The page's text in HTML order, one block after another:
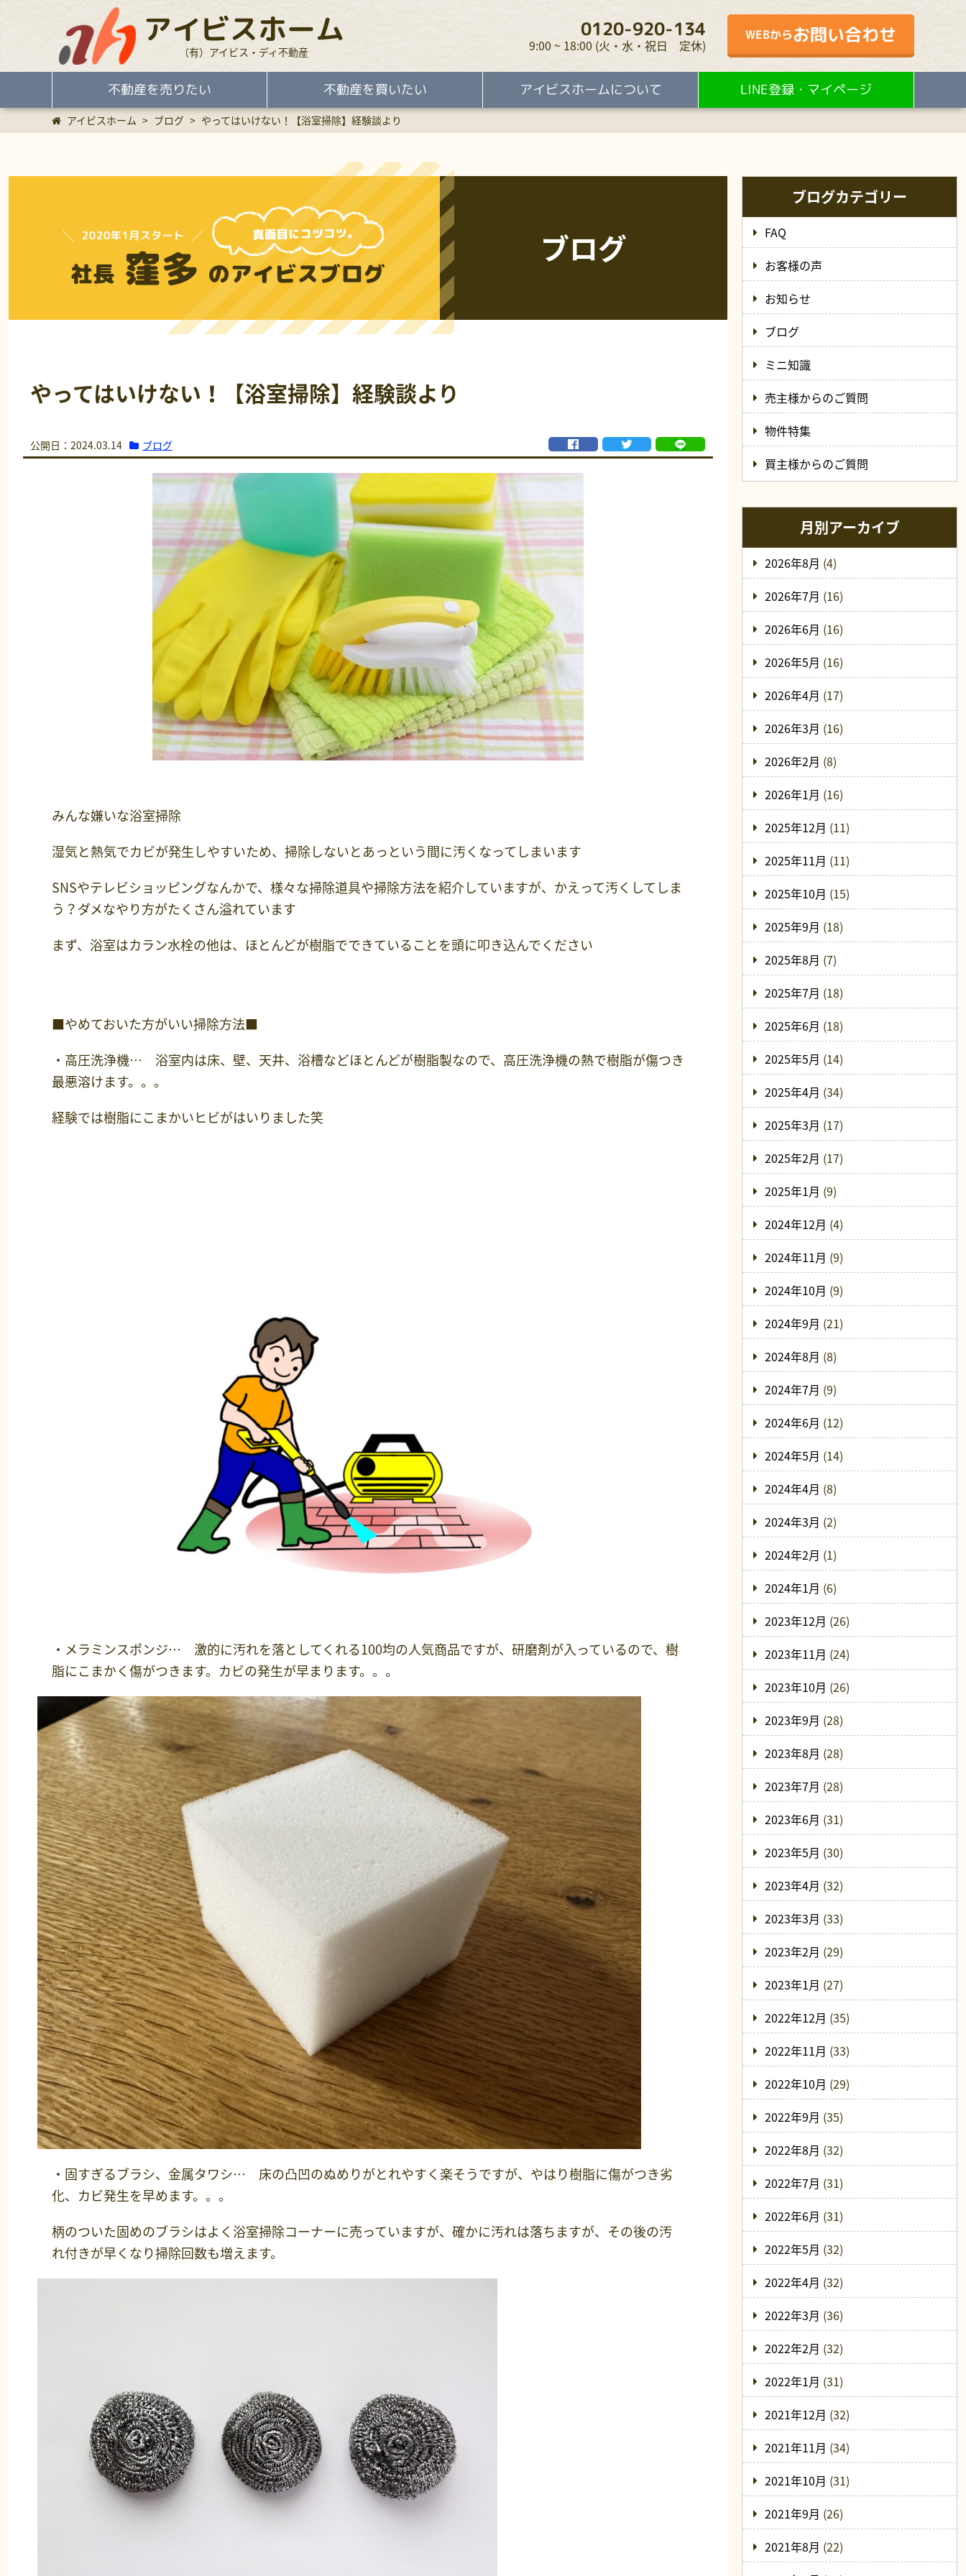
アイビスホーム
（有）アイビス・ディ不動産
0120-920-134
9:00 ~ 18:00 (火・水・祝日 定休)
WEBからお問い合わせ
不動産を売りたい 不動産を買いたい アイビスホームについて LINE登録・マイページ
アイビスホーム > ブログ > やってはいけない！【浴室掃除】経験談より
ブログ
やってはいけない！【浴室掃除】経験談より
公開日：2024.03.14 ブログ
みんな嫌いな浴室掃除
湿気と熱気でカビが発生しやすいため、掃除しないとあっという間に汚くなってしまいます
SNSやテレビショッピングなんかで、様々な掃除道具や掃除方法を紹介していますが、かえって汚くしてしま
う？ダメなやり方がたくさん溢れています
まず、浴室はカラン水栓の他は、ほとんどが樹脂でできていることを頭に叩き込んでください
■やめておいた方がいい掃除方法■
・高圧洗浄機… 浴室内は床、壁、天井、浴槽などほとんどが樹脂製なので、高圧洗浄機の熱で樹脂が傷つき
最悪溶けます。。。
経験では樹脂にこまかいヒビがはいりました笑
・メラミンスポンジ… 激的に汚れを落としてくれる100均の人気商品ですが、研磨剤が入っているので、樹
脂にこまかく傷がつきます。カビの発生が早まります。。。
・固すぎるブラシ、金属タワシ… 床の凸凹のぬめりがとれやすく楽そうですが、やはり樹脂に傷がつき劣
化、カビ発生を早めます。。。
柄のついた固めのブラシはよく浴室掃除コーナーに売っていますが、確かに汚れは落ちますが、その後の汚
れ付きが早くなり掃除回数も増えます。
ブログカテゴリー
FAQ
お客様の声
お知らせ
ブログ
ミニ知識
売主様からのご質問
物件特集
買主様からのご質問
月別アーカイブ
2026年8月 (4)
2026年7月 (16)
2026年6月 (16)
2026年5月 (16)
2026年4月 (17)
2026年3月 (16)
2026年2月 (8)
2026年1月 (16)
2025年12月 (11)
2025年11月 (11)
2025年10月 (15)
2025年9月 (18)
2025年8月 (7)
2025年7月 (18)
2025年6月 (18)
2025年5月 (14)
2025年4月 (34)
2025年3月 (17)
2025年2月 (17)
2025年1月 (9)
2024年12月 (4)
2024年11月 (9)
2024年10月 (9)
2024年9月 (21)
2024年8月 (8)
2024年7月 (9)
2024年6月 (12)
2024年5月 (14)
2024年4月 (8)
2024年3月 (2)
2024年2月 (1)
2024年1月 (6)
2023年12月 (26)
2023年11月 (24)
2023年10月 (26)
2023年9月 (28)
2023年8月 (28)
2023年7月 (28)
2023年6月 (31)
2023年5月 (30)
2023年4月 (32)
2023年3月 (33)
2023年2月 (29)
2023年1月 (27)
2022年12月 (35)
2022年11月 (33)
2022年10月 (29)
2022年9月 (35)
2022年8月 (32)
2022年7月 (31)
2022年6月 (31)
2022年5月 (32)
2022年4月 (32)
2022年3月 (36)
2022年2月 (32)
2022年1月 (31)
2021年12月 (32)
2021年11月 (34)
2021年10月 (31)
2021年9月 (26)
2021年8月 (22)